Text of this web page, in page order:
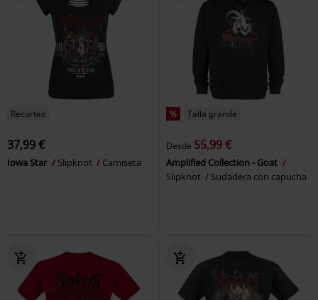
Recortes
37,99 €
Iowa Star Slipknot Camiseta
% Talla grande
Desde 55,99 €
Amplified Collection - Goat
Slipknot
Sudadera con capucha